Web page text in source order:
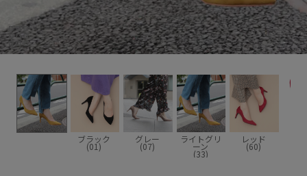
ブラック
(01)
グレー
(07)
ライトグリ
ーン
(33)
レッド
(60)